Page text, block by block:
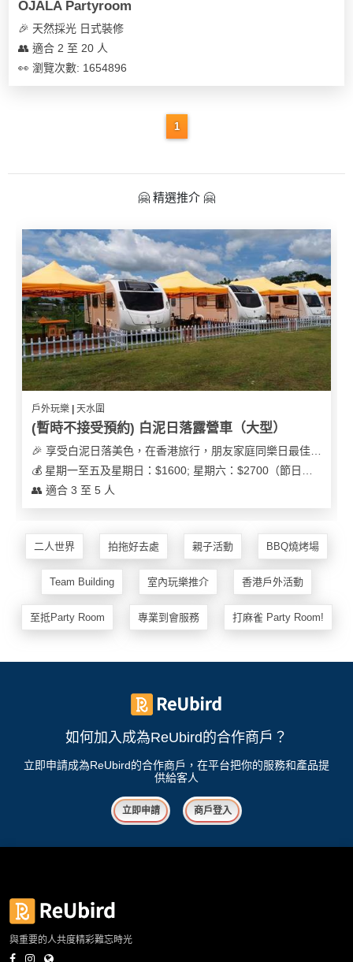
體
手
樂
遊
艇
出
租
OJALA Partyroom
🎉 天然採光 日式裝修
👥 適合 2 至 20 人
👀 瀏覽次數: 1654896
1
🤗 精選推介 🤗
戶外玩樂 | 天水圍
(暫時不接受預約) 白泥日落露營車（大型）
👥 適合 3 至 5 人
二人世界 拍拖好去處 親子活動 BBQ燒烤場
Team Building 室內玩樂推介 香港戶外活動
至抵Party Room 專業到會服務 打麻雀 Party Room!
如何加入成為ReUbird的合作商戶？
立即申請成為ReUbird的合作商戶，在平台把你的服務和產品提
供給客人
立即申請 商戶登入
與重要的人共度精彩難忘時光